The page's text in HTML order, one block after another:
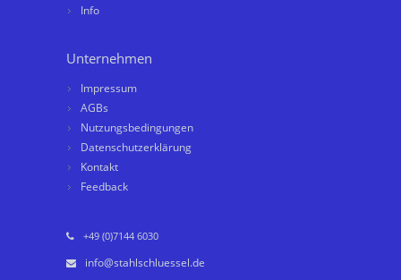
Info
Unternehmen
Impressum
AGBs
Nutzungsbedingungen
Datenschutzerklärung
Kontakt
Feedback
+49 (0)7144 6030
info@stahlschluessel.de